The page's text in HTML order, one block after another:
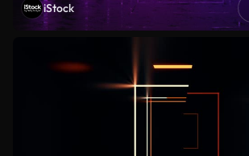
iStock